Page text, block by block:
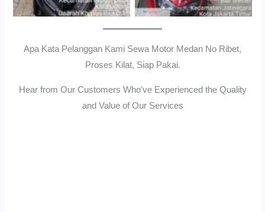
Apa Kata Pelanggan Kami Sewa Motor Medan No Ribet,
Proses Kilat, Siap Pakai.
Hear from Our Customers Who’ve Experienced the Quality
and Value of Our Services